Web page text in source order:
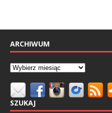
ARCHIWUM
SZUKAJ